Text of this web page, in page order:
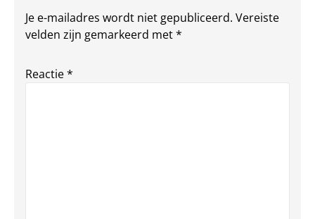
Je e-mailadres wordt niet gepubliceerd. Vereiste
velden zijn gemarkeerd met*
Reactie*